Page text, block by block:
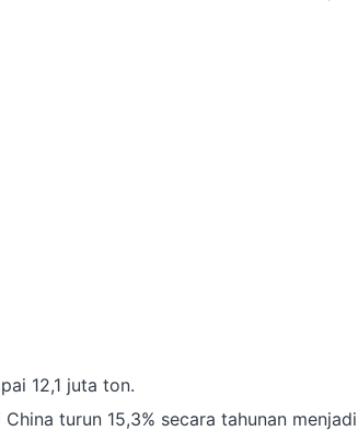
12,1 juta ton.
turun 15,3% secara tahunan menjadi